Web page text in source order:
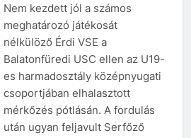
Nem kezdett jól a számos
meghatározó játékosát
nélkülöző Érdi VSE a
Balatonfüredi USC ellen az U19-
es harmadosztály középnyugati
csoportjában elhalasztott
mérkőzés pótlásán. A fordulás
után ugyan feljavult Serfőző